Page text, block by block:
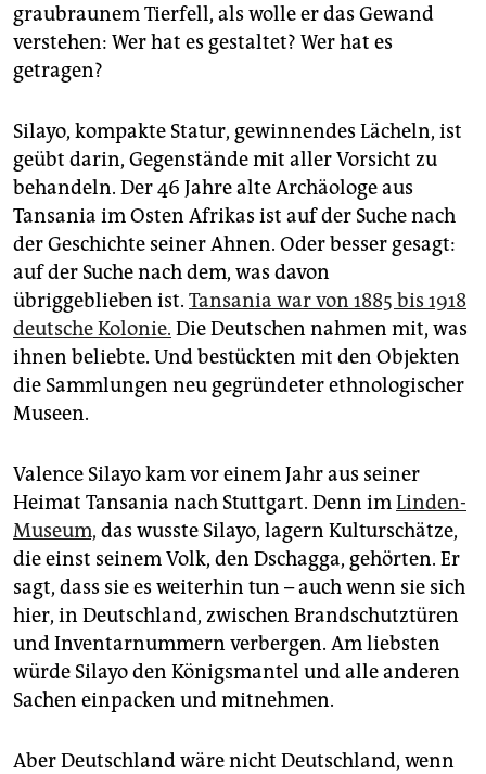
graubraunem Tierfell, als wolle er das Gewand
verstehen: Wer hat es gestaltet? Wer hat es
getragen?
Silayo, kompakte Statur, gewinnendes Lächeln, ist
geübt darin, Gegenstände mit aller Vorsicht zu
behandeln. Der 46 Jahre alte Archäologe aus
Tansania im Osten Afrikas ist auf der Suche nach
der Geschichte seiner Ahnen. Oder besser gesagt:
auf der Suche nach dem, was davon
übriggeblieben ist. Tansania war von 1885 bis 1918
deutsche Kolonie. Die Deutschen nahmen mit, was
ihnen beliebte. Und bestückten mit den Objekten
die Sammlungen neu gegründeter ethnologischer
Museen.
Valence Silayo kam vor einem Jahr aus seiner
Heimat Tansania nach Stuttgart. Denn imLinden-
Museum, das wusste Silayo, lagern Kulturschätze,
die einst seinem Volk, den Dschagga, gehörten. Er
sagt, dass sie es weiterhin tun – auch wenn sie sich
hier, in Deutschland, zwischen Brandschutztüren
und Inventarnummern verbergen. Am liebsten
würde Silayo den Königsmantel und alle anderen
Sachen einpacken und mitnehmen.
Aber Deutschland wäre nicht Deutschland, wenn